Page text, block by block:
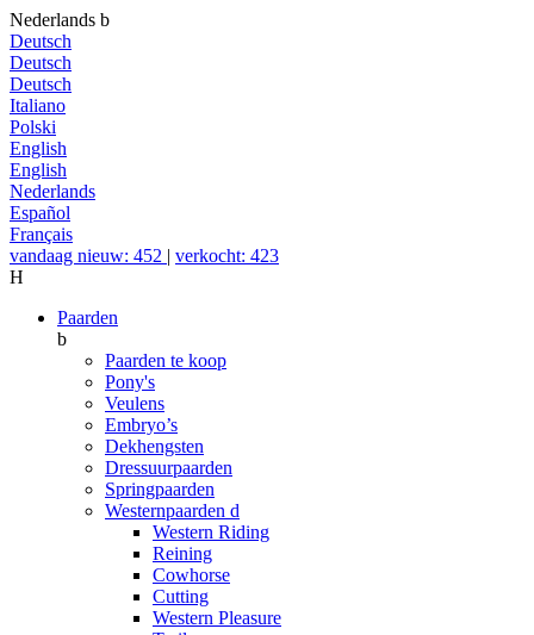
Nederlands b
Deutsch
Deutsch
Deutsch
Italiano
Polski
English
English
Nederlands
Español
Français
vandaag nieuw: 452 | verkocht: 423
H
Paarden
b
Paarden te koop
Pony's
Veulens
Embryo’s
Dekhengsten
Dressuurpaarden
Springpaarden
Westernpaarden d
Western Riding
Reining
Cowhorse
Cutting
Western Pleasure